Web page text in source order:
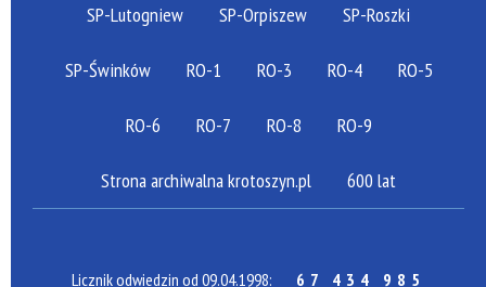
SP-Lutogniew SP-Orpiszew SP-Roszki
SP-Świnków RO-1 RO-3 RO-4 RO-5
RO-6 RO-7 RO-8 RO-9
Strona archiwalna krotoszyn.pl 600 lat
Licznik odwiedzin od 09.04.1998: 67 434 985